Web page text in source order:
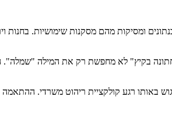
ומסיקות מהם מסקנות שימושיות. בחנות
בקיץ" לא מחפשת רק את המילה "שמלה".
באותו רגע קולקציית ריהוט משרדי.